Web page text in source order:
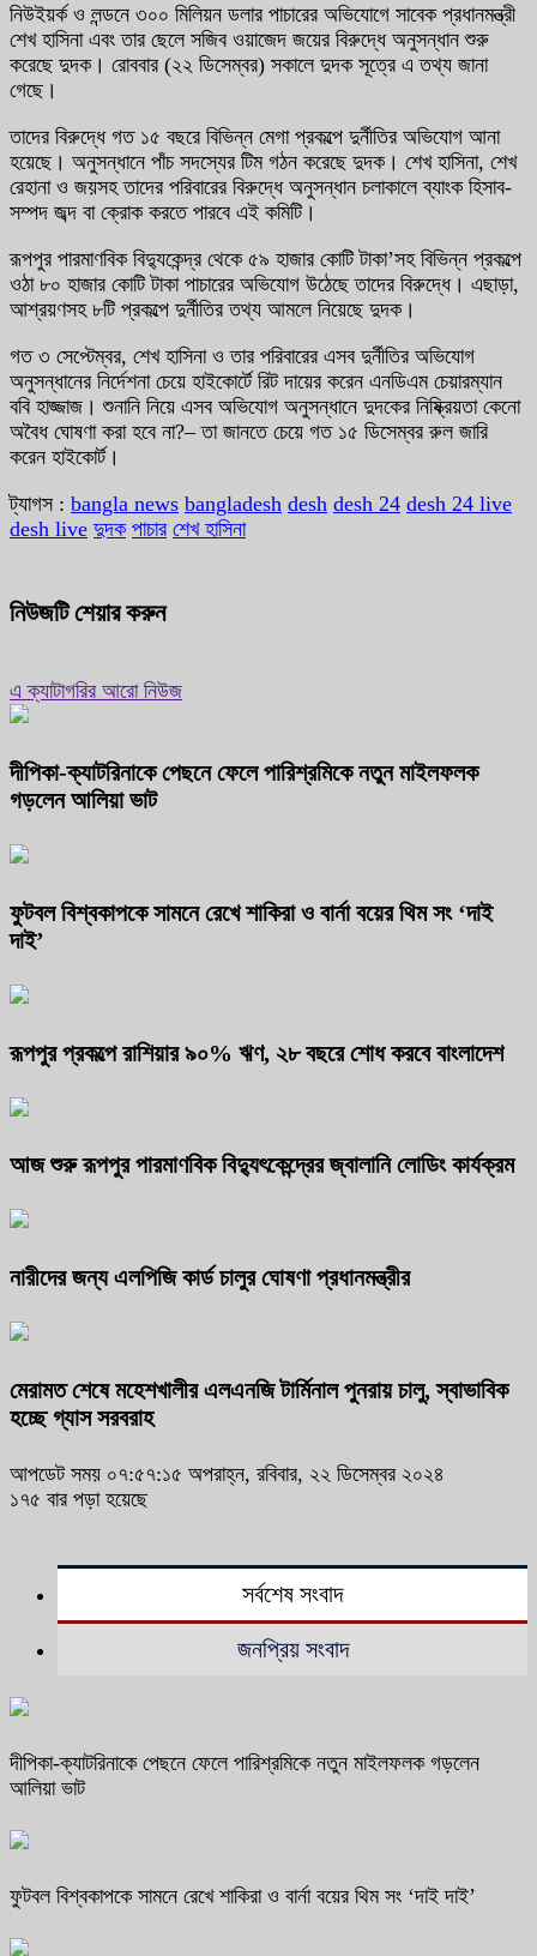
নিউইয়র্ক ও লন্ডনে ৩০০ মিলিয়ন ডলার পাচারের অভিযোগে সাবেক প্রধানমন্ত্রী
শেখ হাসিনা এবং তার ছেলে সজিব ওয়াজেদ জয়ের বিরুদ্ধে অনুসন্ধান শুরু
করেছে দুদক। রোববার (২২ ডিসেম্বর) সকালে দুদক সূত্রে এ তথ্য জানা
গেছে।
তাদের বিরুদ্ধে গত ১৫ বছরে বিভিন্ন মেগা প্রকল্পে দুর্নীতির অভিযোগ আনা
হয়েছে। অনুসন্ধানে পাঁচ সদস্যের টিম গঠন করেছে দুদক। শেখ হাসিনা, শেখ
রেহানা ও জয়সহ তাদের পরিবারের বিরুদ্ধে অনুসন্ধান চলাকালে ব্যাংক হিসাব-
সম্পদ জব্দ বা ক্রোক করতে পারবে এই কমিটি।
রূপপুর পারমাণবিক বিদ্যুকেন্দ্র থেকে ৫৯ হাজার কোটি টাকা’সহ বিভিন্ন প্রকল্পে
ওঠা ৮০ হাজার কোটি টাকা পাচারের অভিযোগ উঠেছে তাদের বিরুদ্ধে। এছাড়া,
আশ্রয়ণসহ ৮টি প্রকল্পে দুর্নীতির তথ্য আমলে নিয়েছে দুদক।
গত ৩ সেপ্টেম্বর, শেখ হাসিনা ও তার পরিবারের এসব দুর্নীতির অভিযোগ
অনুসন্ধানের নির্দেশনা চেয়ে হাইকোর্টে রিট দায়ের করেন এনডিএম চেয়ারম্যান
ববি হাজ্জাজ। শুনানি নিয়ে এসব অভিযোগ অনুসন্ধানে দুদকের নিষ্ক্রিয়তা কেনো
অবৈধ ঘোষণা করা হবে না?– তা জানতে চেয়ে গত ১৫ ডিসেম্বর রুল জারি
করেন হাইকোর্ট।
ট্যাগস : bangla news bangladesh desh desh 24 desh 24 live
desh live দুদক পাচার শেখ হাসিনা
নিউজটি শেয়ার করুন
এ ক্যাটাগরির আরো নিউজ
দীপিকা-ক্যাটরিনাকে পেছনে ফেলে পারিশ্রমিকে নতুন মাইলফলক
গড়লেন আলিয়া ভাট
ফুটবল বিশ্বকাপকে সামনে রেখে শাকিরা ও বার্না বয়ের থিম সং ‘দাই
দাই’
রূপপুর প্রকল্পে রাশিয়ার ৯০% ঋণ, ২৮ বছরে শোধ করবে বাংলাদেশ
আজ শুরু রূপপুর পারমাণবিক বিদ্যুৎকেন্দ্রের জ্বালানি লোডিং কার্যক্রম
নারীদের জন্য এলপিজি কার্ড চালুর ঘোষণা প্রধানমন্ত্রীর
মেরামত শেষে মহেশখালীর এলএনজি টার্মিনাল পুনরায় চালু, স্বাভাবিক
হচ্ছে গ্যাস সরবরাহ
আপডেট সময় ০৭:৫৭:১৫ অপরাহ্ন, রবিবার, ২২ ডিসেম্বর ২০২৪
১৭৫ বার পড়া হয়েছে
সর্বশেষ সংবাদ
জনপ্রিয় সংবাদ
দীপিকা-ক্যাটরিনাকে পেছনে ফেলে পারিশ্রমিকে নতুন মাইলফলক গড়লেন
আলিয়া ভাট
ফুটবল বিশ্বকাপকে সামনে রেখে শাকিরা ও বার্না বয়ের থিম সং ‘দাই দাই’